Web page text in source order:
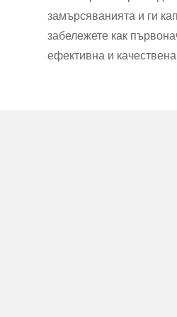
замърсяванията и ги
забележете как
ефективна и